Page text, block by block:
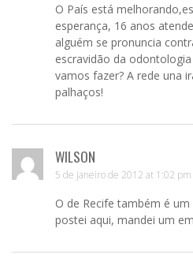
O País está
esperança, 16 anos
alguém se pronuncia
escravidão da
vamos fazer? A rede una
palhaços!
WILSON
5 de janeiro de 2012 at 1:02
O de Recife também é
postei aqui, mandei um